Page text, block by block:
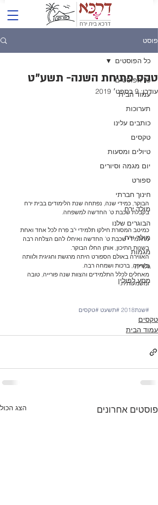
פוסט
כל הפוסטים
עמוד הבית
תערוכות
כותבים עלינו
טקסים
טיולים ומסעות
יום מגמה וסיורים
ספורט
חינוך חברתי
מולד ירח
הבוגרים שלנו
מולד ירח
מגמות
גלריה
מסע לפולין
כל הפוסטים
טקס פתיחת השנה- תשע"ט
עודכן:9 בספט׳ 2019
הבוקר, כמידי שנה, נפתחה שנת הלימודים בבית ירח
בקבלת שכבת ט' החדשה למשפחה.
כמיטב המסורת חילקו תלמידי י"ב פרח לכל אחד ואחת
מתלמידי שכבת ט' החדשה ואיחלו להם הצלחה רבה
בשנות התיכון, אותן החלו הבוקר.
האווירה באולם הספורט היתה מרגשת וחגיגית ולוותה
בשירה, ברכות ושמחה רבה.
מאחלים לכלל התלמידים והצוות שנה פורייה, טובה
ומשמעותית.
#שנת2018 #תשעט #טקסים
טקסים
עמוד הבית
פוסטים אחרונים הצג הכול